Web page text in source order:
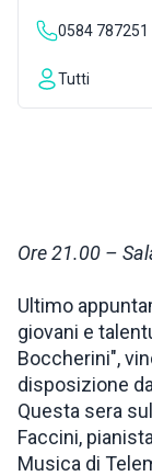
LIVE WEBCAM
0584 787251
Tutti
Ore 21.00 –
Ultimo
giovani e
Boccherini",
disposizione
Questa sera
Faccini,
Musica di